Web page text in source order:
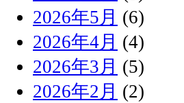
2026年5月 (6)
2026年4月 (4)
2026年3月 (5)
2026年2月 (2)